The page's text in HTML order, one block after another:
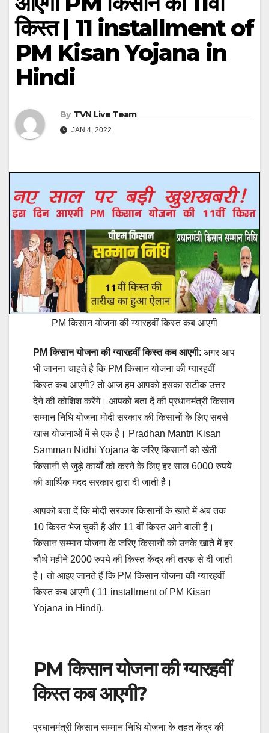
किस्त | 11 installment of
PM Kisan Yojana in
Hindi
By TVN Live Team
JAN 4, 2022
PM किसान योजना की ग्यारहवीं किस्त कब आएगी
PM किसान योजना की ग्यारहवीं किस्त कब आएगी: अगर आप
भी जानना चाहते है कि PM किसान योजना की ग्यारहवीं
किस्त कब आएगी? तो आज हम आपको इसका सटीक उत्तर
देने की कोशिश करेंगे। आपको बता दें की प्रधानमंत्री किसान
सम्मान निधि योजना मोदी सरकार की किसानों के लिए सबसे
खास योजनाओं में से एक है। Pradhan Mantri Kisan
Samman Nidhi Yojana के जरिए किसानों को खेती
किसानी से जुड़े कार्यों को करने के लिए हर साल 6000 रुपये
की आर्थिक मदद सरकार द्वारा दी जाती है।
आपको बता दें कि मोदी सरकार किसानों के खाते में अब तक
10 किस्त भेज चुकी है और 11 वीं किस्त आने वाली है।
किसान सम्मान योजना के जरिए किसानों को उनके खाते में हर
चौथे महीने 2000 रुपये की किस्त केंद्र की तरफ से दी जाती
है। तो आइए जानते हैं कि PM किसान योजना की ग्यारहवीं
किस्त कब आएगी ( 11 installment of PM Kisan
Yojana in Hindi).
PM किसान योजना की ग्यारहवीं
किस्त कब आएगी?
प्रधानमंत्री किसान सम्मान निधि योजना के तहत केंद्र की